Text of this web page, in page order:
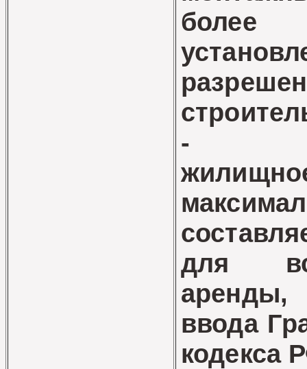
-
для
аренды,
ввода
кодекса